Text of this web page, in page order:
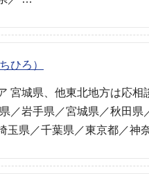
ひろ）
宮城県、他東北地方は応
／岩手県／宮城県／秋田県
玉県／千葉県／東京都／神